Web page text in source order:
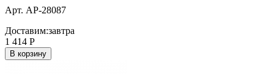
Арт. AP-28087
Доставим:завтра
1 414 Р
В корзину